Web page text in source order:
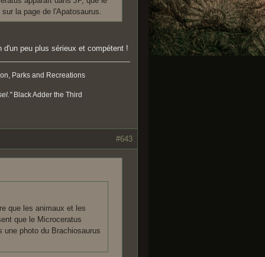
la page de l'Apatosaurus.
d'un peu plus sérieux et compétent !
Parks and Recreations
Black Adder the Third
#643
que les animaux et les
que le Microceratus
une photo du Brachiosaurus